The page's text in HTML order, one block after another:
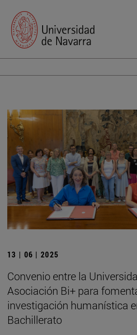
13 | 06 | 2025
Convenio entre la
Asociación Bi+ para
investigación humanística
Bachillerato